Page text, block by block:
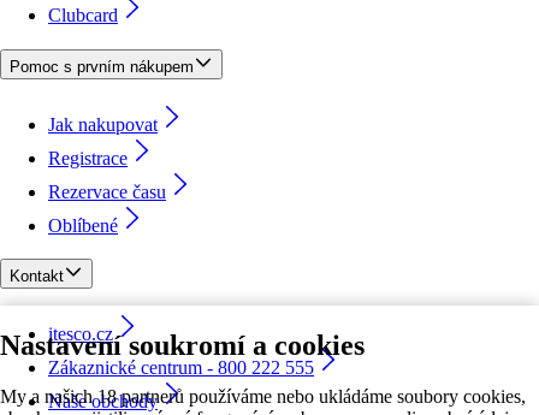
Nastavení soukromí a cookies
My a našich 18 partnerů používáme nebo ukládáme soubory cookies,
Clubcard
Pomoc s prvním nákupem
Jak nakupovat
Registrace
Rezervace času
Oblíbené
Kontakt
itesco.cz
Zákaznické centrum - 800 222 555
Naše obchody